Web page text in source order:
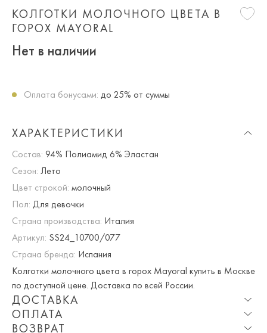
КОЛГОТКИ МОЛОЧНОГО ЦВЕТА В
ГОРОХ MAYORAL
Нет в наличии
Оплата бонусами: до 25% от суммы
ХАРАКТЕРИСТИКИ
Состав: 94% Полиамид 6% Эластан
Сезон: Лето
Цвет строкой: молочный
Пол: Для девочки
Страна производства: Италия
Артикул: SS24_10700/077
Страна бренда: Испания
Колготки молочного цвета в горох Mayoral купить в Москве
по доступной цене. Доставка по всей России.
ДОСТАВКА
Опция частичная доставка и примерка доступна для
ОПЛАТА
ВОЗВРАТ